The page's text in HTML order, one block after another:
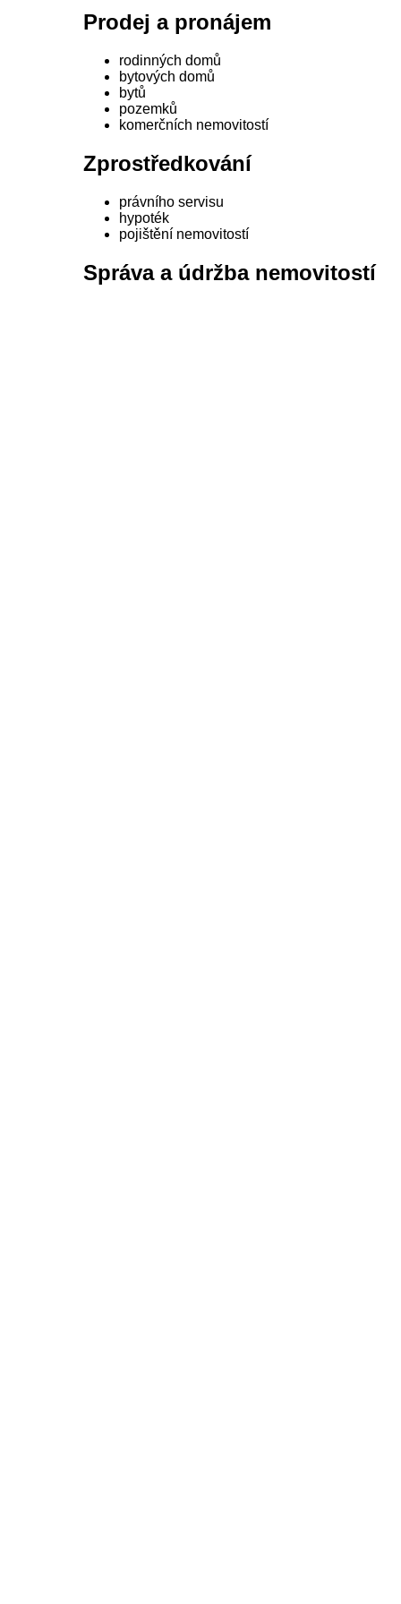
Prodej a pronájem
rodinných domů
bytových domů
bytů
pozemků
komerčních nemovitostí
Zprostředkování
právního servisu
hypoték
pojištění nemovitostí
Správa a údržba nemovitostí